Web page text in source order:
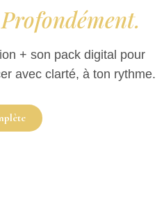
+ son pack digital pour
avec clarté, à ton rythme.